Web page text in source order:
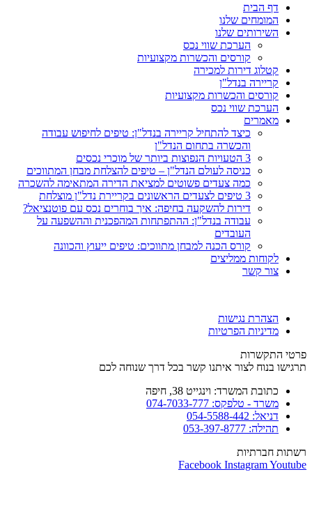
דף הבית
המומחים שלנו
השירותים שלנו
הערכת שווי נכס
קורסים והכשרות מקצועיות
קטלוג דירות למכירה
קריירה בנדל"ן
קורסים והכשרות מקצועיות
הערכת שווי נכס
מאמרים
כיצד להתחיל קריירה בנדל"ן: טיפים לחיפוש עבודה
והכשרה בתחום הנדל"ן
3 הטעויות הנפוצות ביותר של מוכרי נכסים
כניסה לעולם הנדל"ן – טיפים להצלחת מבחן המתווכים
כמה צעדים פשוטים למציאת הדירה המתאימה להשכרה
3 טיפים לצעדים הראשונים בקריירת נדל"ן מוצלחת
דירות להשקעה בחיפה: איך בוחרים נכס עם פוטנציאל?
עבודה בנדל"ן: ההתפתחות המהפכנית וההשפעה על
העובדים
קורס הכנה למבחן מתווכים: טיפים ייעוץ והכוונה
לקוחות ממליצים
צור קשר
הצהרת נגישות
מדיניות הפרטיות
פרטי התקשרות
תרגישו בנוח לצור איתנו קשר בכל דרך שנוחה לכם
כתובת המשרד: וינגייט 38, חיפה
משרד - טלפקס: 074-7033-777
דניאל: 054-5588-442
תהילה: 053-397-8777
רשתות חברתיות
Facebook InstagramYoutube